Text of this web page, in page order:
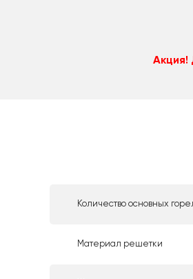
Акция!
Количество основных
Материал решетки